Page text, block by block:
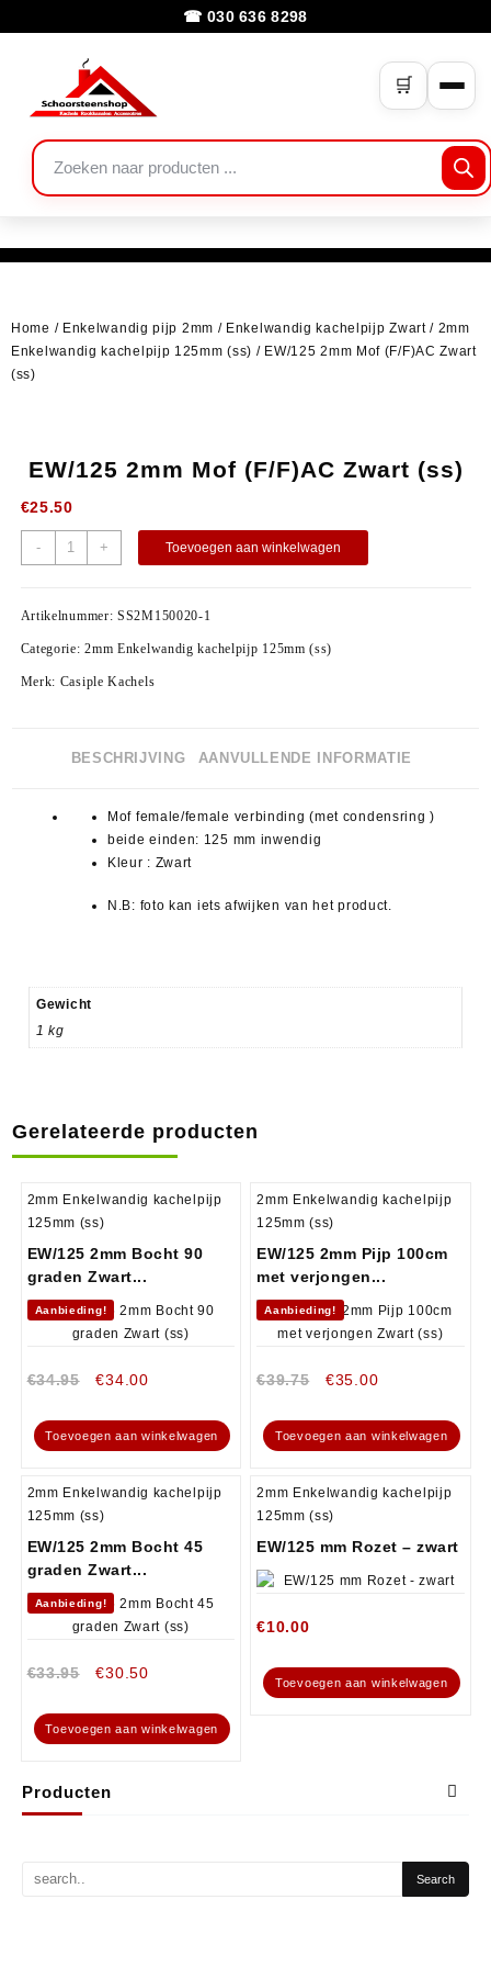
☎ 030 636 8298
🛒
Producten
Home / Enkelwandig pijp 2mm / Enkelwandig kachelpijp Zwart/ 2mm
Enkelwandig kachelpijp 125mm (ss) / EW/125 2mm Mof (F/F)AC Zwart
(ss)
EW/125 2mm Mof (F/F)AC Zwart (ss)
€25.50
- + Toevoegen aan winkelwagen
Artikelnummer: SS2M150020-1
Categorie:2mm Enkelwandig kachelpijp 125mm (ss)
Merk: Casiple Kachels
BESCHRIJVING AANVULLENDE INFORMATIE
Mof female/female verbinding (met condensring )
beide einden: 125 mm inwendig
Kleur : Zwart
N.B: foto kan iets afwijken van het product.
Gewicht
1 kg
Gerelateerde producten
2mm Enkelwandig kachelpijp
125mm (ss)
EW/125 2mm Bocht 90
graden Zwart...
Aanbieding!
€34.95 €34.00
Toevoegen aan winkelwagen
2mm Enkelwandig kachelpijp
125mm (ss)
EW/125 2mm Pijp 100cm
met verjongen...
Aanbieding!
€39.75 €35.00
Toevoegen aan winkelwagen
2mm Enkelwandig kachelpijp
125mm (ss)
EW/125 2mm Bocht 45
graden Zwart...
Aanbieding!
€33.95 €30.50
Toevoegen aan winkelwagen
2mm Enkelwandig kachelpijp
125mm (ss)
EW/125 mm Rozet – zwart
€10.00
Toevoegen aan winkelwagen